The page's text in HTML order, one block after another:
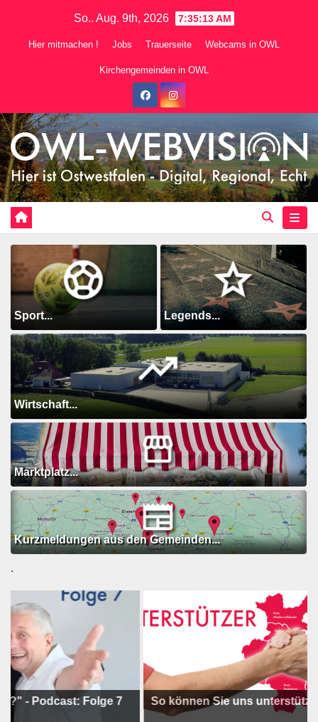
So.. Aug. 9th, 2026 7:35:15 AM
Hier mitmachen ! Jobs Trauerseite Webcams in OWL
Kirchengemeinden in OWL
Sport... Legends...
Wirtschaft...
Marktplatz...
Kurzmeldungen aus den Gemeinden...
.
Folge 7 So können Sie uns unterstützen !